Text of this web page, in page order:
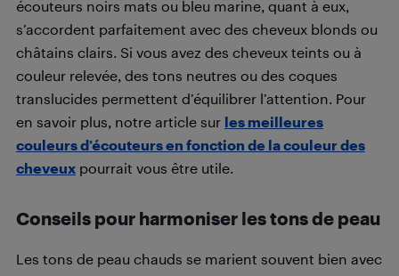
écouteurs noirs mats ou bleu marine, quant à eux,
s’accordent parfaitement avec des cheveux blonds ou
châtains clairs. Si vous avez des cheveux teints ou à
couleur relevée, des tons neutres ou des coques
translucides permettent d’équilibrer l’attention. Pour
en savoir plus, notre article sur les meilleures
couleurs d’écouteurs en fonction de la couleur des
cheveux pourrait vous être utile.
Conseils pour harmoniser les tons de peau
Les tons de peau chauds se marient souvent bien avec